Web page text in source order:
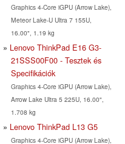
Graphics 4-Core iGPU (Arrow Lake),
Meteor Lake-U Ultra 7 155U,
16.00", 1.19 kg
Lenovo ThinkPad E16 G3-
21SSS00F00 - Tesztek és
Specifikációk
Graphics 4-Core iGPU (Arrow Lake),
Arrow Lake Ultra 5 225U, 16.00",
1.708 kg
Lenovo ThinkPad L13 G5
Graphics 4-Core iGPU (Arrow Lake),